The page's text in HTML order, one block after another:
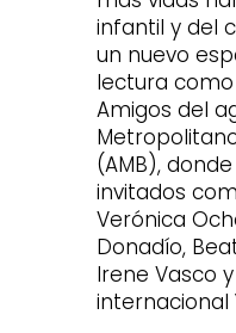
infantil y del
un nuevo
lectura
Amigos del
(AMB),
invitados
Verónica
Donadío,
Irene Vasco
internacional